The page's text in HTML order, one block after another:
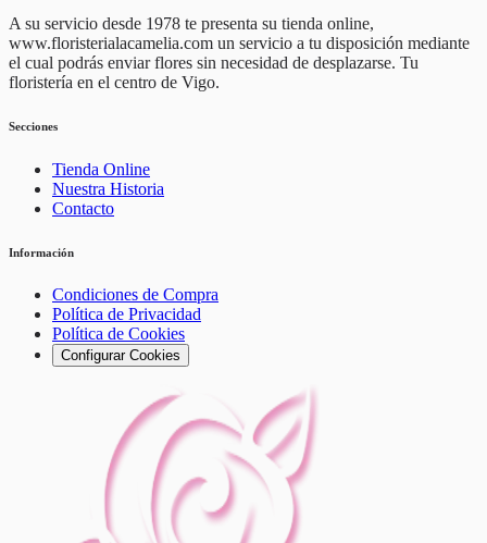
A su servicio desde 1978 te presenta su tienda online,
www.floristerialacamelia.com un servicio a tu disposición mediante
el cual podrás enviar flores sin necesidad de desplazarse. Tu
floristería en el centro de Vigo.
Secciones
Tienda Online
Nuestra Historia
Contacto
Información
Condiciones de Compra
Política de Privacidad
Política de Cookies
Configurar Cookies